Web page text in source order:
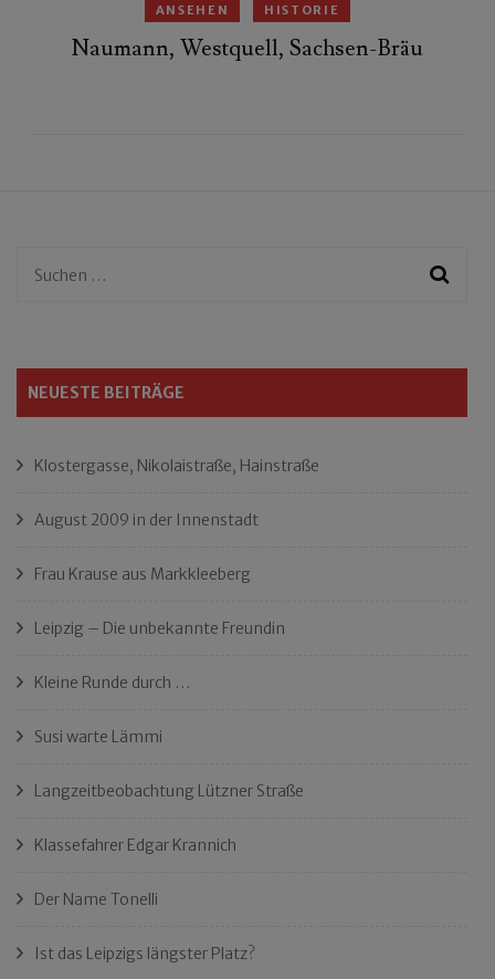
ANSEHEN HISTORIE
Naumann, Westquell, Sachsen-Bräu
Suchen
NEUESTE BEITRÄGE
Klostergasse, Nikolaistraße, Hainstraße
August 2009 in der Innenstadt
Frau Krause aus Markkleeberg
Leipzig – Die unbekannte Freundin
Kleine Runde durch …
Susi warte Lämmi
Langzeitbeobachtung Lützner Straße
Klassefahrer Edgar Krannich
Der Name Tonelli
Ist das Leipzigs längster Platz?